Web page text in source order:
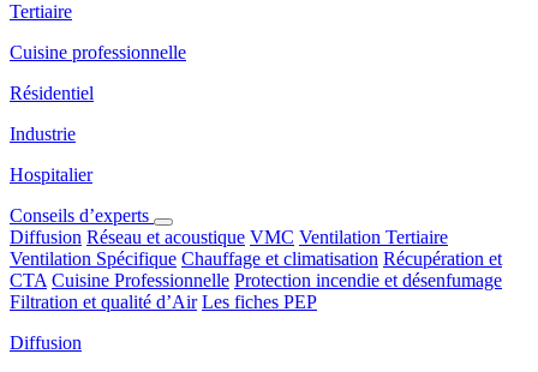
Tertiaire
Cuisine professionnelle
Résidentiel
Industrie
Hospitalier
Conseils d’experts
Diffusion Réseau et acoustique VMC Ventilation Tertiaire
Ventilation Spécifique Chauffage et climatisation Récupération et
CTA Cuisine Professionnelle Protection incendie et désenfumage
Filtration et qualité d’Air Les fiches PEP
Diffusion